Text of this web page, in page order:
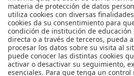
Leído3519 Tiempo Última modificación
Publicado en
Noticias
Etiquetado bajo
campamento